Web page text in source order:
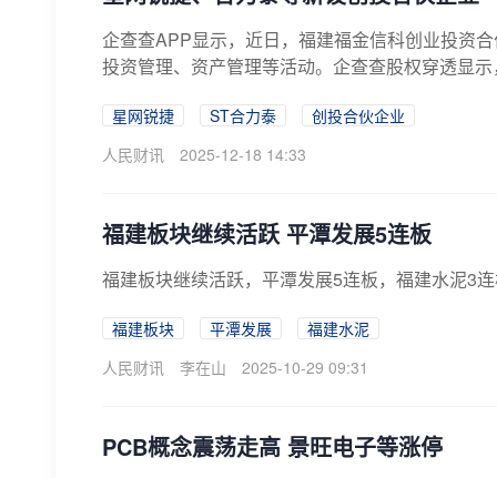
企查查APP显示，近日，福建福金信科创业投资
投资管理、资产管理等活动。企查查股权穿透显
星网锐捷 ST合力泰
创投合伙企业
人民财讯
2025-12-18 14:33
福建板块继续活跃 平潭发展5连板
福建板块继续活跃，平潭发展5连板，福建水泥3
福建板块 平潭发展
福建水泥
人民财讯
李在山 2025-10-29 09:31
PCB概念震荡走高 景旺电子等涨停